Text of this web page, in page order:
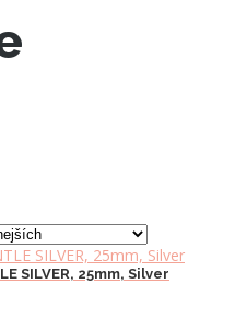
SILVER, 25mm, Silver